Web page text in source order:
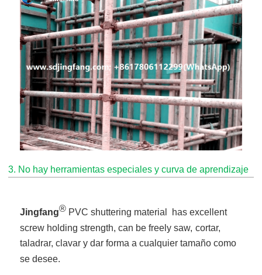
3. No hay herramientas especiales y curva de aprendizaje
Jingfang® PVC shuttering material has excellent
screw holding strength, can be freely saw, cortar,
taladrar, clavar y dar forma a cualquier tamaño como
se desee.